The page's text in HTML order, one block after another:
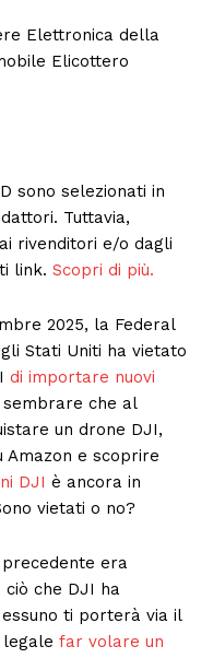
sono selezionati in
Tuttavia,
rivenditori e/o dagli
link. Scopri di più.
2025, la Federal
Stati Uniti ha vietato
di importare nuovi
che al
un drone DJI,
Amazon e scoprire
DJI è ancora in
vietati o no?
era
che DJI ha
ti porterà via il
far volare un